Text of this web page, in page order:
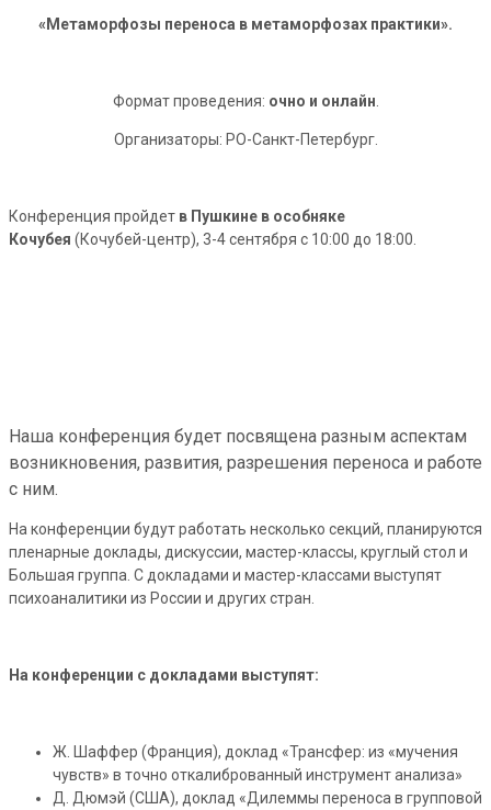
«Метаморфозы переноса в метаморфозах практики».
Формат проведения: очно и онлайн
Организаторы: РО-Санкт-Петербург.
Конференция пройдет в Пушкине в особняке
Кочубея (Кочубей-центр), 3-4 сентября с 10:00 до 18:00.
Наша конференция будет посвящена разным аспектам
возникновения, развития, разрешения переноса и работе
с ним.
На конференции будут работать несколько секций, планируются
пленарные доклады, дискуссии, мастер-классы, круглый стол и
Большая группа. С докладами и мастер-классами выступят
психоаналитики из России и других стран.
На конференции с докладами выступят:
Ж. Шаффер (Франция), доклад «Трансфер: из «мучения
чувств» в точно откалиброванный инструмент анализа»
Д. Дюмэй (США), доклад «Дилеммы переноса в групповой